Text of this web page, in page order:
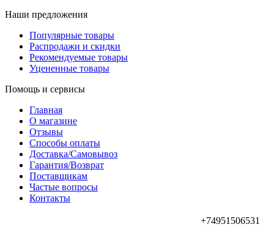
Наши предложения
Популярные товары
Распродажи и скидки
Рекомендуемые товары
Уцененные товары
Помощь и сервисы
Главная
О магазине
Отзывы
Способы оплаты
Доставка/Самовывоз
Гарантия/Возврат
Поставщикам
Частые вопросы
Контакты
+74951506531